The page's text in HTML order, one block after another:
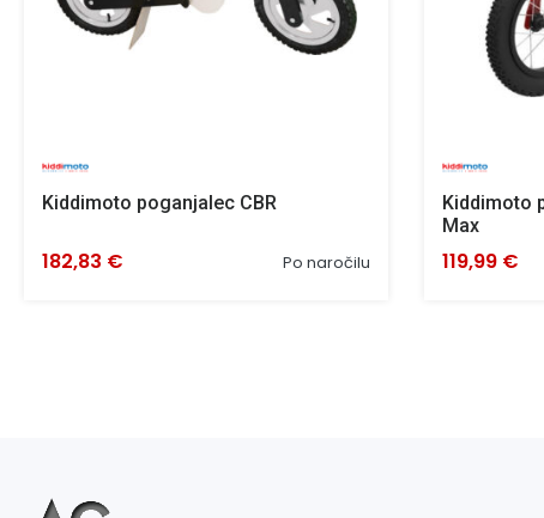
Kiddimoto poganjalec CBR
Po naročilu
182,83 €
Kiddimoto
Max
119,99 €